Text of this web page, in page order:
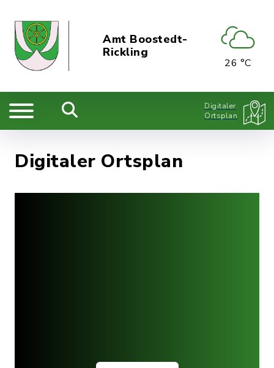
Amt Boostedt-
Rickling
26 °C
Digitaler
Ortsplan
Digitaler Ortsplan